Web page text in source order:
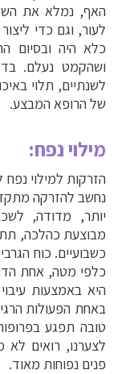
האף, נמלא את
לעור, וגם כדי
כלא היה ובסיום
ושהקמט נעלם.
לשנתיים, תלוי
של הרופא המבצע.
מילוי נפח:
הזרקות למילוי נפח
נחשב להזרקה
יותר, מדודה,
מבוצעת כהלכה,
כשבועיים. כוח
כלפי מטה, אחת
היא באמצעות
באחת הפעולות
טובה תפגע
לצערנו, רואים לא
פנים נפוחות מאוד.